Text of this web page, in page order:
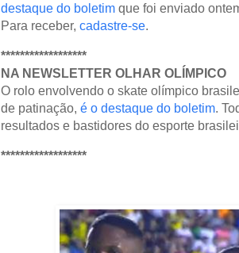
destaque do boletim que foi enviado
Para receber, cadastre-se.
******************
NA NEWSLETTER OLHAR OLÍMPICO
O rolo envolvendo o skate olímpico
de patinação, é o destaque do boletim.
resultados e bastidores do esporte
******************